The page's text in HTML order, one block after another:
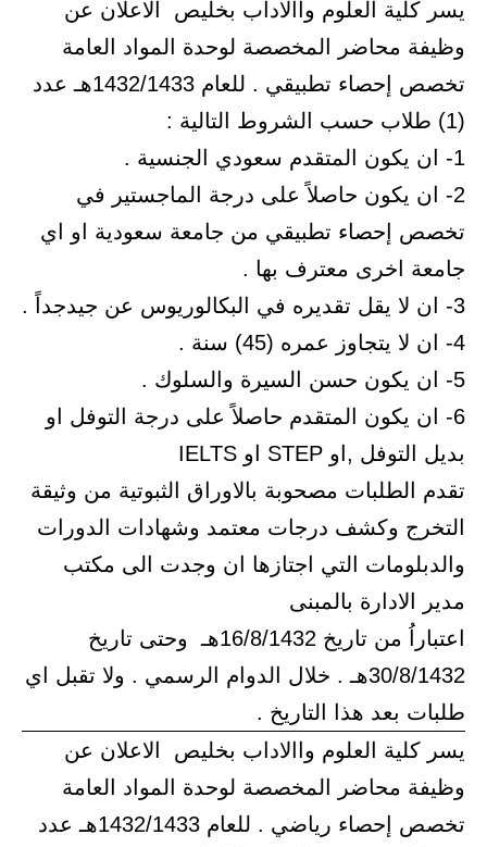
يسر كلية العلوم واالاداب بخليص الاعلان عن
وظيفة محاضر المخصصة لوحدة المواد العامة
تخصص إحصاء تطبيقي . للعام 1432/1433هـ عدد
(1) طلاب حسب الشروط التالية :
1- ان يكون المتقدم سعودي الجنسية .
2- ان يكون حاصلاً على درجة الماجستير في
تخصص إحصاء تطبيقي من جامعة سعودية او اي
جامعة اخرى معترف بها .
3- ان لا يقل تقديره في البكالوريوس عن جيدجداً .
4- ان لا يتجاوز عمره (45) سنة .
5- ان يكون حسن السيرة والسلوك .
6- ان يكون المتقدم حاصلاً على درجة التوفل او
بديل التوفل ,او STEP او IELTS
تقدم الطلبات مصحوبة بالاوراق الثبوتية من وثيقة
التخرج وكشف درجات معتمد وشهادات الدورات
والدبلومات التي اجتازها ان وجدت الى مكتب
مدير الادارة بالمبنى
اعتباراُ من تاريخ 16/8/1432هـ وحتى تاريخ
30/8/1432هـ . خلال الدوام الرسمي . ولا تقبل اي
طلبات بعد هذا التاريخ .
يسر كلية العلوم واالاداب بخليص الاعلان عن
وظيفة محاضر المخصصة لوحدة المواد العامة
تخصص إحصاء رياضي . للعام 1432/1433هـ عدد